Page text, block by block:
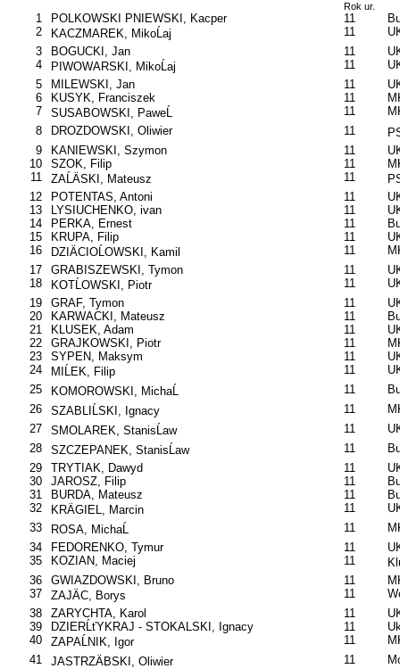
Rok ur.
1 POLKOWSKI PNIEWSKI, Kacper 11
2
KACZMAREK, MikoĹaj 11
3
BOGUCKI, Jan 11
4
PIWOWARSKI, MikoĹaj 11
5
MILEWSKI, Jan 11
6
KUSYK, Franciszek 11
7
SUSABOWSKI, PaweĹ 11
8
DROZDOWSKI, Oliwier 11
9
KANIEWSKI, Szymon 11
10
SZOK, Filip 11
11
ZAĹÄSKI, Mateusz 11
12
POTENTAS, Antoni 11
13
LYSIUCHENKO, ivan 11
14
PERKA, Ernest 11
15
KRUPA, Filip 11
16
DZIÄCIOĹOWSKI, Kamil 11
17
GRABISZEWSKI, Tymon 11
18
KOTĹOWSKI, Piotr 11
19
GRAF, Tymon 11
20
KARWACKI, Mateusz 11
21
KLUSEK, Adam 11
22
GRAJKOWSKI, Piotr 11
23
SYPEN, Maksym 11
24
MIĹEK, Filip 11
25
KOMOROWSKI, MichaĹ 11
26
SZABLIĹSKI, Ignacy 11
27
SMOLAREK, StanisĹaw 11
28
SZCZEPANEK, StanisĹaw 11
29
TRYTIAK, Dawyd 11
30
JAROSZ, Filip 11
31
BURDA, Mateusz 11
32
KRÄGIEL, Marcin 11
33
ROSA, MichaĹ 11
34
FEDORENKO, Tymur 11
35
KOZIAN, Maciej 11
36
GWIAZDOWSKI, Bruno 11
37
ZAJÄC, Borys 11
38
ZARYCHTA, Karol 11
39
DZIERĹťYKRAJ - STOKALSKI, Ignacy 11
40
ZAPAĹNIK, Igor 11
41
JASTRZÄBSKI, Oliwier 11